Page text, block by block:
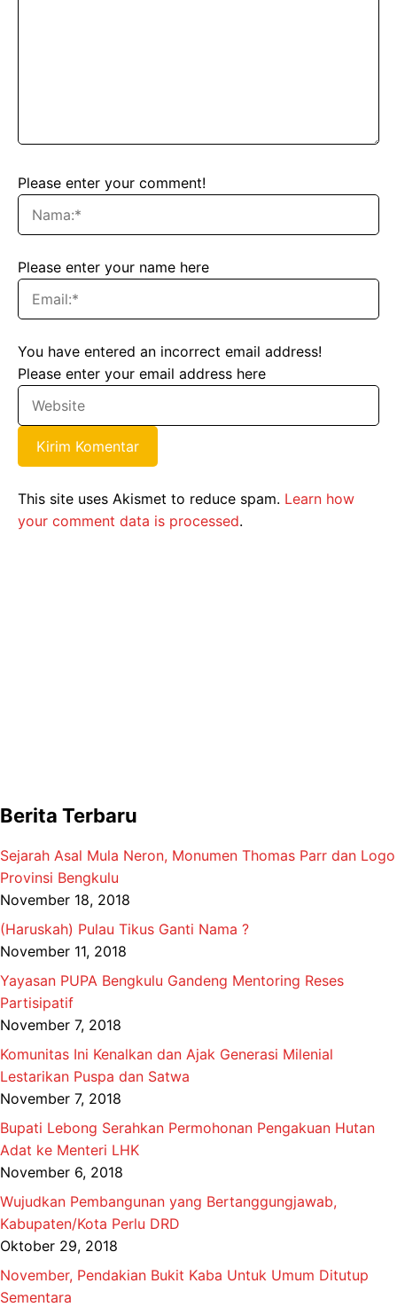
Please enter your comment!
Please enter your name here
You have entered an incorrect email address!
Please enter your email address here
This site uses Akismet to reduce spam. Learn how
your comment data is processed.
Berita Terbaru
Sejarah Asal Mula Neron, Monumen Thomas Parr dan Logo
Provinsi Bengkulu
November 18, 2018
(Haruskah) Pulau Tikus Ganti Nama ?
November 11, 2018
Yayasan PUPA Bengkulu Gandeng Mentoring Reses
Partisipatif
November 7, 2018
Komunitas Ini Kenalkan dan Ajak Generasi Milenial
Lestarikan Puspa dan Satwa
November 7, 2018
Bupati Lebong Serahkan Permohonan Pengakuan Hutan
Adat ke Menteri LHK
November 6, 2018
Wujudkan Pembangunan yang Bertanggungjawab,
Kabupaten/Kota Perlu DRD
Oktober 29, 2018
November, Pendakian Bukit Kaba Untuk Umum Ditutup
Sementara